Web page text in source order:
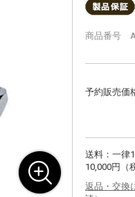
商品番号
予約販売価
送料：一律
10,000円（
返品・交換